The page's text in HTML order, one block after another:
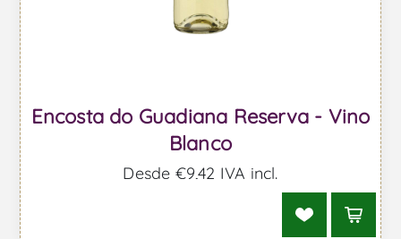
Encosta do Guadiana Reserva - Vino
Blanco
Desde €9,42 IVA incl.